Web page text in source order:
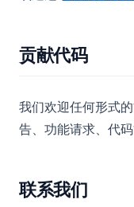
贡献代码
我们欢迎任何形式
告、功能请求、代码
联系我们